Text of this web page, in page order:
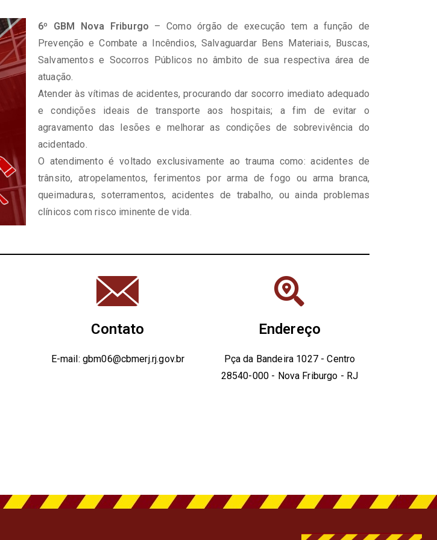
6º GBM Nova Friburgo – Como órgão de execução tem a função de
Prevenção e Combate a Incêndios, Salvaguardar Bens Materiais, Buscas,
Salvamentos e Socorros Públicos no âmbito de sua respectiva área de
atuação.
Atender às vítimas de acidentes, procurando dar socorro imediato adequado
e condições ideais de transporte aos hospitais; a fim de evitar o
agravamento das lesões e melhorar as condições de sobrevivência do
acidentado.
O atendimento é voltado exclusivamente ao trauma como: acidentes de
trânsito, atropelamentos, ferimentos por arma de fogo ou arma branca,
queimaduras, soterramentos, acidentes de trabalho, ou ainda problemas
clínicos com risco iminente de vida.
Contato
E-mail: gbm06@cbmerj.rj.gov.br
Endereço
Pça da Bandeira 1027 - Centro
28540-000 - Nova Friburgo - RJ